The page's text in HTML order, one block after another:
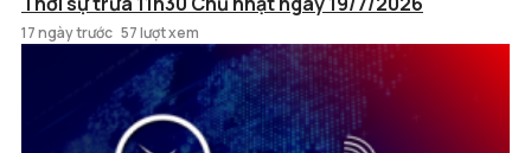
17 ngày trước 57 lượt xem